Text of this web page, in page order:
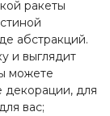
ракеты
абстракций.
и выглядит
можете
декорации, для
вас;